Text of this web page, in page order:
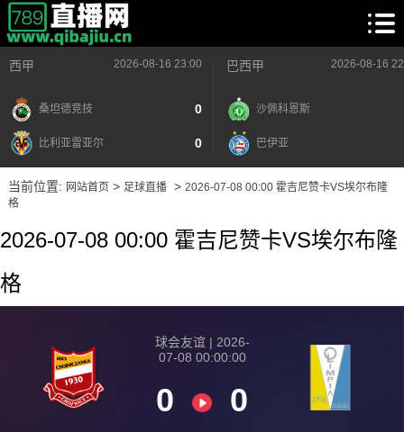
西甲 2026-08-16 23:00
桑坦德竞技 0
比利亚雷亚尔 0
巴西甲 2026-08-16
沙佩科恩斯
巴伊亚
当前位置: 网站首页> 足球直播> 2026-07-08 00:00 霍吉尼赞卡VS埃尔布隆
格
2026-07-08 00:00 霍吉尼赞卡VS埃尔布隆
格
球会友谊 | 2026-
07-08 00:00:00
0 0